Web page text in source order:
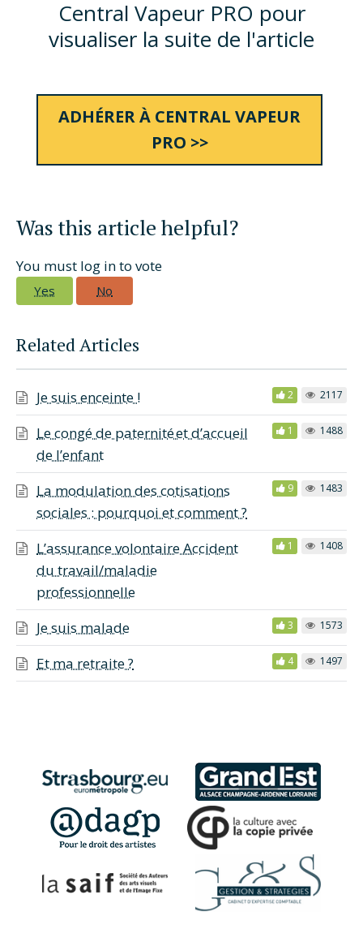
Central Vapeur PRO pour
visualiser la suite de l'article
ADHÉRER À CENTRAL VAPEUR
PRO >>
Was this article helpful?
You must log in to vote
Yes No
Related Articles
Je suis enceinte ! 2 2117
Le congé de paternité et d’accueil
de l’enfant
1 1488
La modulation des cotisations
sociales : pourquoi et comment ?
9 1483
L’assurance volontaire Accident
du travail/maladie
professionnelle
1 1408
Je suis malade 3 1573
Et ma retraite ? 4 1497